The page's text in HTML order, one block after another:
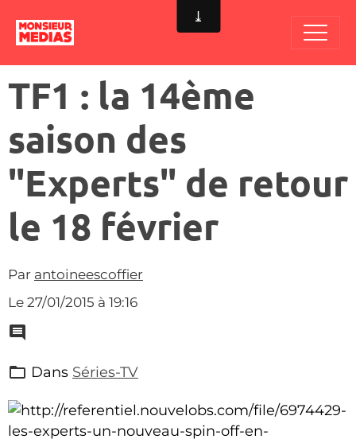
TF1 : la 14ème
saison des
"Experts" de retour
le 18 février
Par antoineescoffier
Le 27/01/2015 à 19:16
Dans Séries-TV